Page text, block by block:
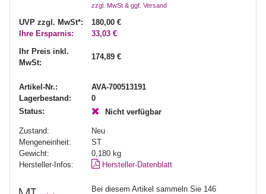
zzgl. MwSt & ggf. Versand
UVP zzgl. MwSt*:
180,00 €
Ihre Ersparnis:
33,03 €
Ihr Preis inkl.
MwSt:
174,89 €
Artikel-Nr.:
AVA-700513191
Lagerbestand:
0
Status:
Nicht verfügbar
Zustand:
Neu
Mengeneinheit:
ST
Gewicht:
0,180kg
Hersteller-Infos:
Hersteller-Datenblatt
Bei diesem Artikel sammeln Sie 146